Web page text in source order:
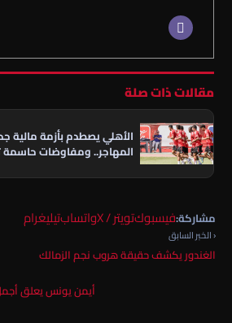
مقالات ذات صلة
الأهلي يصطدم بأزمة مالية
المهاجر.. ومفاوضات
مشاركة:فيسبوكتويتر / X واتسابتيليغرام
‹ الخبر السابق
الغندور يكشف حقيقة هروب نجم الزمالك
أيمن يونس يعلق